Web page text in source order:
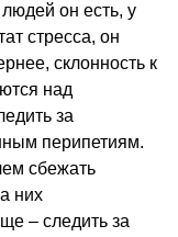
он есть, у
стресса, он
склонность к
над
за
перипетиям.
сбежать
них
– следить за